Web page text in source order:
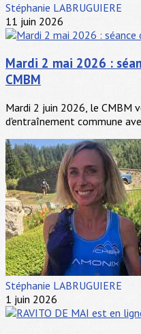
Stéphanie LABRUGUIERE
11 juin 2026
Mardi 2 mai 2026 :
CMBM
Mardi 2 juin 2026, le CMBM
d'entraînement commune
Stéphanie LABRUGUIERE
1 juin 2026